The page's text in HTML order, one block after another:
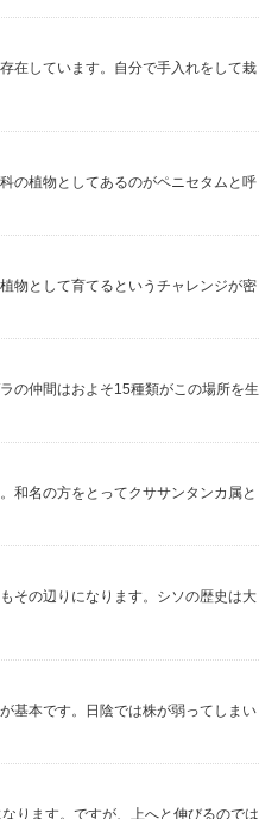
在しています。自分で手入れをして栽
の植物としてあるのがペニセタムと呼
物として育てるというチャレンジが密
の仲間はおよそ15種類がこの場所を生
和名の方をとってクササンタンカ属と
その辺りになります。シソの歴史は大
基本です。日陰では株が弱ってしまい
ります。ですが、上へと伸びるのでは